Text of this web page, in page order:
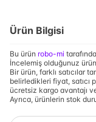
Ürün Bilgisi
Bu ürün robo-mi
İncelemiş olduğunuz
Bir ürün, farklı satıcılar
belirledikleri fiyat, satıcı
ücretsiz kargo avantajı
Ayrıca, ürünlerin stok